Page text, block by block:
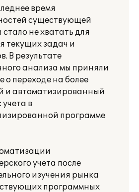
время
существующей
не хватать для
текущих задач и
В результате
анализа мы приняли
о переходе на более
и автоматизированный
в
программе
учета после
изучения рынка
программных